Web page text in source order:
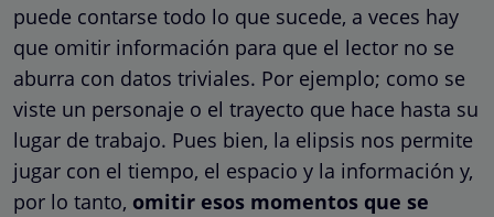
puede contarse todo lo que sucede, a veces hay
que omitir información para que el lector no se
aburra con datos triviales. Por ejemplo; como se
viste un personaje o el trayecto que hace hasta su
lugar de trabajo. Pues bien, la elipsis nos permite
jugar con el tiempo, el espacio y la información y,
por lo tanto, omitir esos momentos que se